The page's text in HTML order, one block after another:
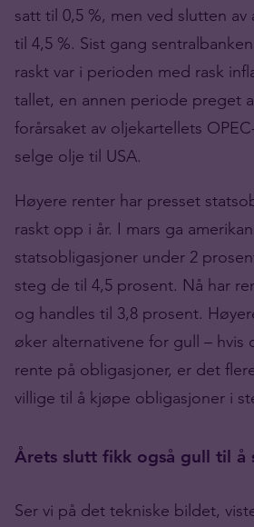
satt til 0,5 %, men ved slutten
til 4,5 %. Sist gang
raskt var i perioden med rask
tallet, en annen periode preget
forårsaket av oljekartellets
selge olje til USA.
Høyere renter har presset
raskt opp i år. I mars ga
statsobligasjoner under 2
steg de til 4,5 prosent. Nå har
og handles til 3,8 prosent.
øker alternativene for gull – hvis
rente på obligasjoner, er det
villige til å kjøpe obligasjoner i
Årets slutt fikk også gull til å
Ser vi på det tekniske bildet,